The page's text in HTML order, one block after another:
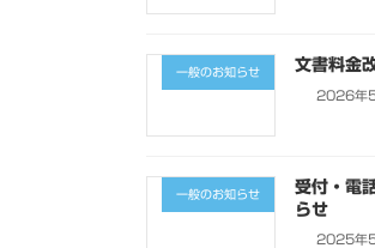
一般のお知らせ 文書料金
2026年
一般のお知らせ
受付・電
らせ
2025年